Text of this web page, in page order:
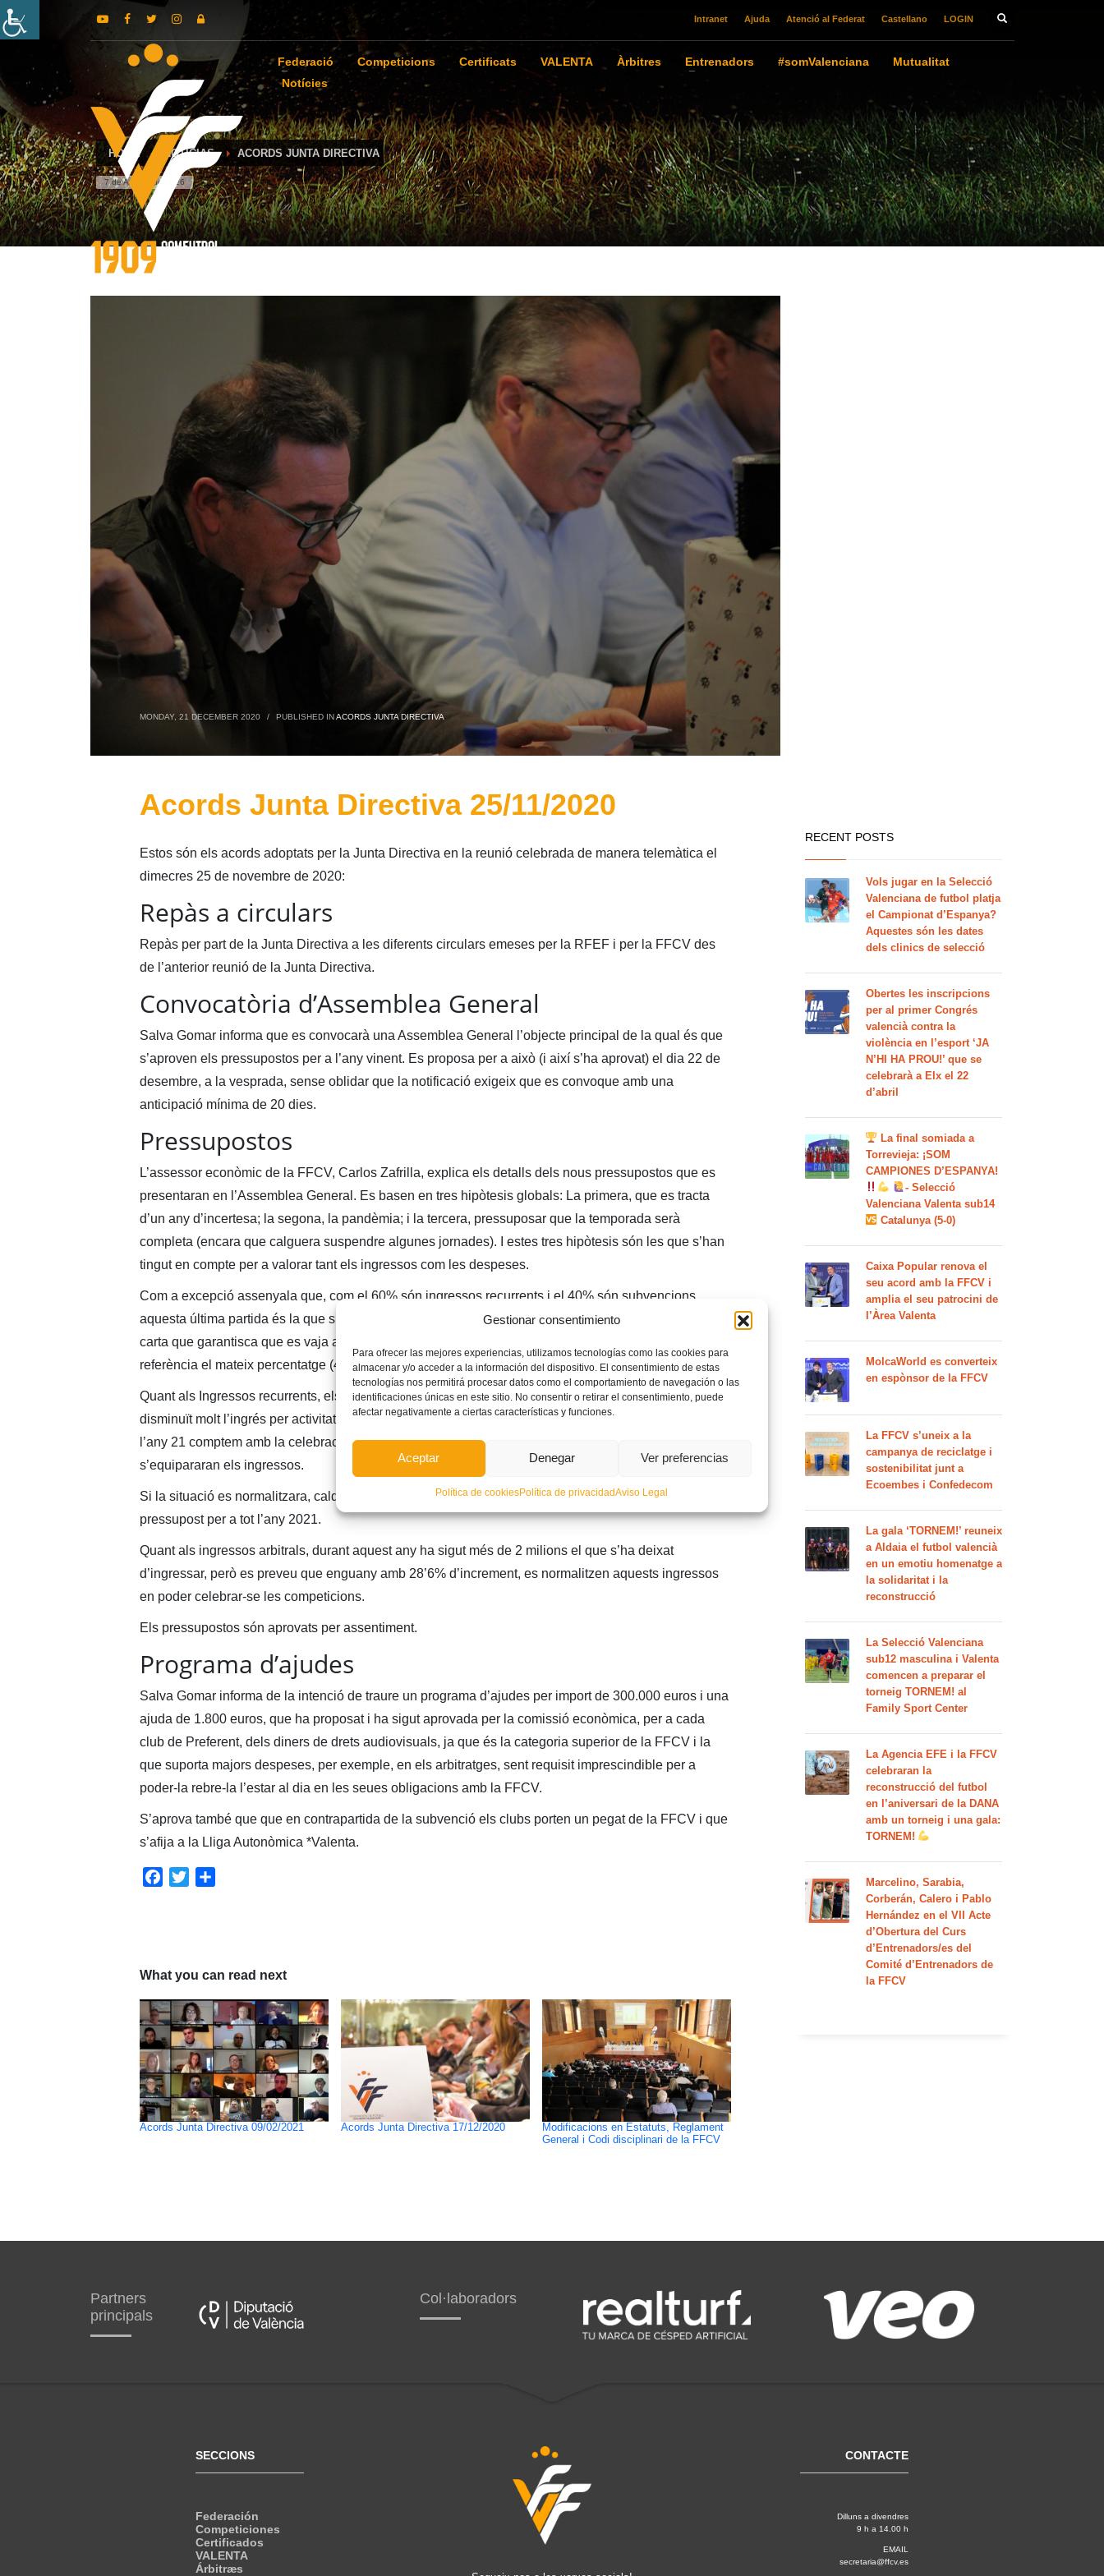
Gestionar consentimiento
Para ofrecer las mejores experiencias, utilizamos tecnologías como las cookies para
almacenar y/o acceder a la información del dispositivo. El consentimiento de estas
tecnologías nos permitirá procesar datos como el comportamiento de navegación o las
identificaciones únicas en este sitio. No consentir o retirar el consentimiento, puede
afectar negativamente a ciertas características y funciones.
Aceptar Denegar Ver preferencias
Política de cookiesPolítica de privacidadAviso Legal
Intranet Ajuda Atenció al Federat Castellano LOGIN
Federació Competicions Certificats VALENTA Àrbitres Entrenadors #somValenciana
Mutualitat
Notícies
HOME NOTICIAS ACORDS JUNTA DIRECTIVA
7 de August de 2026
MONDAY, 21 DECEMBER 2020 / PUBLISHED INACORDS JUNTA DIRECTIVA
Acords Junta Directiva 25/11/2020
Estos són els acords adoptats per la Junta Directiva en la reunió celebrada de manera telemàtica el
dimecres 25 de novembre de 2020:
Repàs a circulars
Repàs per part de la Junta Directiva a les diferents circulars emeses per la RFEF i per la FFCV des
de l’anterior reunió de la Junta Directiva.
Convocatòria d’Assemblea General
Salva Gomar informa que es convocarà una Assemblea General l’objecte principal de la qual és que
s’aproven els pressupostos per a l’any vinent. Es proposa per a això (i així s’ha aprovat) el dia 22 de
desembre, a la vesprada, sense oblidar que la notificació exigeix que es convoque amb una
anticipació mínima de 20 dies.
Pressupostos
L’assessor econòmic de la FFCV, Carlos Zafrilla, explica els detalls dels nous pressupostos que es
presentaran en l’Assemblea General. Es basen en tres hipòtesis globals: La primera, que es tracta
d’un any d’incertesa; la segona, la pandèmia; i la tercera, pressuposar que la temporada serà
completa (encara que calguera suspendre algunes jornades). I estes tres hipòtesis són les que s’han
tingut en compte per a valorar tant els ingressos com les despeses.
Com a excepció assenyala que, com el 60% són ingressos recurrents i el 40% són subvencions,
aquesta última partida és la que s’emporta realitzada en aquest any 2020, sense que tinguem una
carta que garantisca que es vaja a rebre aqueixos diners durant l’any 2021, per això es té com a
referència el mateix percentatge (40%).
Quant als Ingressos recurrents, els més significatius són els ingressos federatius, a pesar que ha
disminuït molt l’ingrés per activitats docents, al no haver pogut celebrar diversos cursos, però per a
l’any 21 comptem amb la celebració de cursos telemàtics amb el que, d’alguna manera,
s’equipararan els ingressos.
Si la situació es normalitzara, caldria efectuar unes modificacions perquè el que es presenta és el
pressupost per a tot l’any 2021.
Quant als ingressos arbitrals, durant aquest any ha sigut més de 2 milions el que s’ha deixat
d’ingressar, però es preveu que enguany amb 28’6% d’increment, es normalitzen aquests ingressos
en poder celebrar-se les competicions.
Els pressupostos són aprovats per assentiment.
Programa d’ajudes
Salva Gomar informa de la intenció de traure un programa d’ajudes per import de 300.000 euros i una
ajuda de 1.800 euros, que ha proposat i ha sigut aprovada per la comissió econòmica, per a cada
club de Preferent, dels diners de drets audiovisuals, ja que és la categoria superior de la FFCV i la
que suporta majors despeses, per exemple, en els arbitratges, sent requisit imprescindible per a
poder-la rebre-la l’estar al dia en les seues obligacions amb la FFCV.
S’aprova també que que en contrapartida de la subvenció els clubs porten un pegat de la FFCV i que
s’afija a la Lliga Autonòmica *Valenta.
Facebook
Twitter
What you can read next
Acords Junta Directiva 09/02/2021 Acords Junta Directiva 17/12/2020
Modificacions en Estatuts, Reglament
General i Codi disciplinari de la FFCV
RECENT POSTS
Vols jugar en la Selecció
Valenciana de futbol platja
el Campionat d’Espanya?
Aquestes són les dates
dels clinics de selecció
Obertes les inscripcions
per al primer Congrés
valencià contra la
violència en l’esport ‘JA
N’HI HA PROU!’ que se
celebrarà a Elx el 22
d’abril
La final somiada a
Torrevieja: ¡SOM
CAMPIONES D’ESPANYA!
- Selecció
Valenciana Valenta sub14
Catalunya (5-0)
Caixa Popular renova el
seu acord amb la FFCV i
amplia el seu patrocini de
l’Àrea Valenta
MolcaWorld es converteix
en espònsor de la FFCV
La FFCV s’uneix a la
campanya de reciclatge i
sostenibilitat junt a
Ecoembes i Confedecom
La gala ‘TORNEM!’ reuneix
a Aldaia el futbol valencià
en un emotiu homenatge a
la solidaritat i la
reconstrucció
La Selecció Valenciana
sub12 masculina i Valenta
comencen a preparar el
torneig TORNEM! al
Family Sport Center
La Agencia EFE i la FFCV
celebraran la
reconstrucció del futbol
en l’aniversari de la DANA
amb un torneig i una gala:
TORNEM!
Marcelino, Sarabia,
Corberán, Calero i Pablo
Hernández en el VII Acte
d’Obertura del Curs
d’Entrenadors/es del
Comité d’Entrenadors de
la FFCV
Partners
principals
Col·laboradors
SECCIONS
Federación
Competiciones
Certificados
VALENTA
Árbitræs
CONTACTE
Dilluns a divendres
9 h a 14.00 h
EMAIL
secretaria@ffcv.es